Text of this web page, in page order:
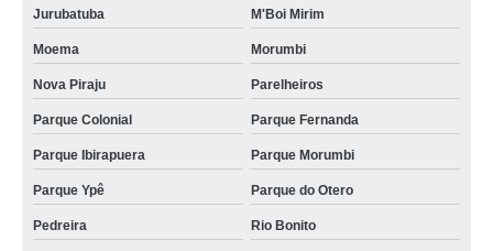
Jurubatuba M'Boi Mirim
Moema Morumbi
Nova Piraju Parelheiros
Parque Colonial Parque Fernanda
Parque Ibirapuera Parque Morumbi
Parque Ypê Parque do Otero
Pedreira Rio Bonito